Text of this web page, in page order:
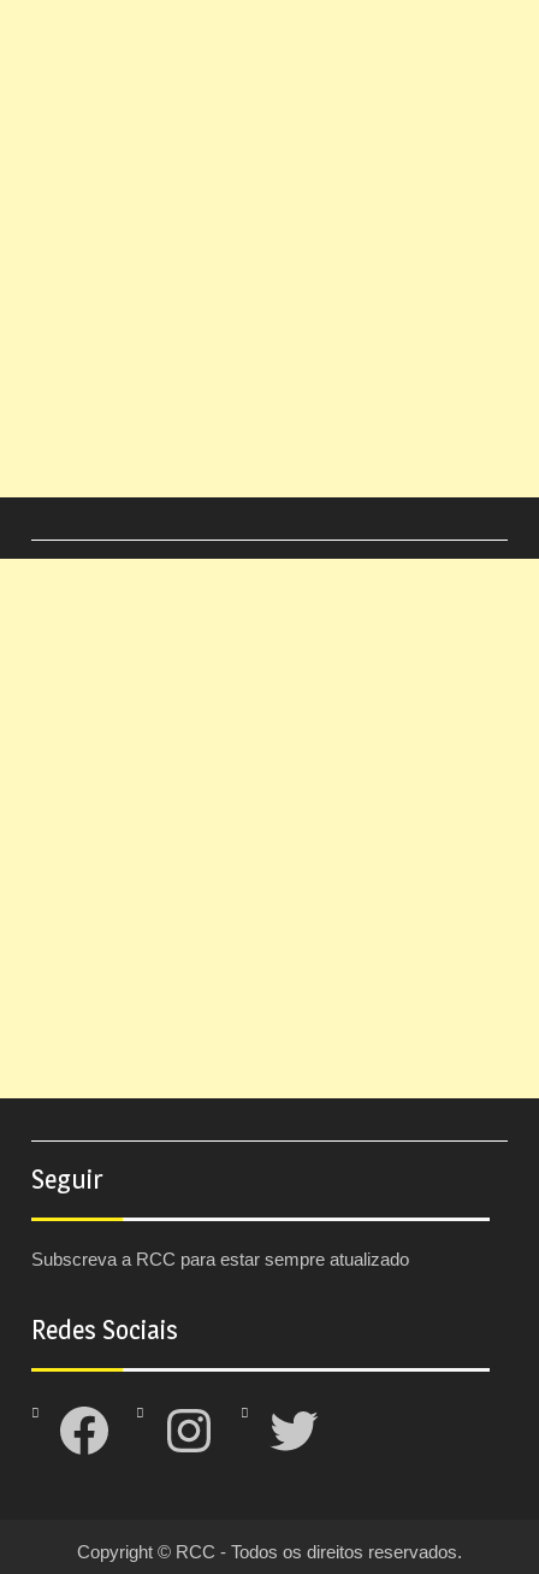
Seguir
Subscreva a RCC para estar sempre atualizado
Redes Sociais
Facebook Instagram Twitter
Copyright © RCC - Todos os direitos reservados.